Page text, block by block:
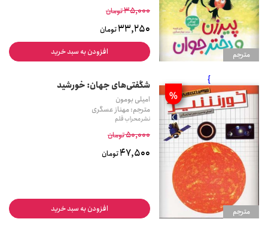
مترجم
35,000تومان
33,250تومان
افزودن به سبد خرید
مترجم
}
%
شگفتی‌های جهان: خورشید
امیلی بومون
مترجم: مهناز عسگری
نشر محراب قلم
50,000تومان
47,500تومان
افزودن به سبد خرید